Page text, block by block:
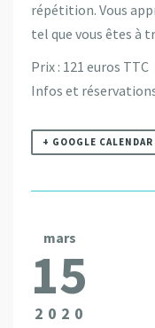
répétition. Vous
tel que vous êtes à
Prix : 121 euros TTC
Infos et
+ GOOGLE CALENDAR
mars
15
2020